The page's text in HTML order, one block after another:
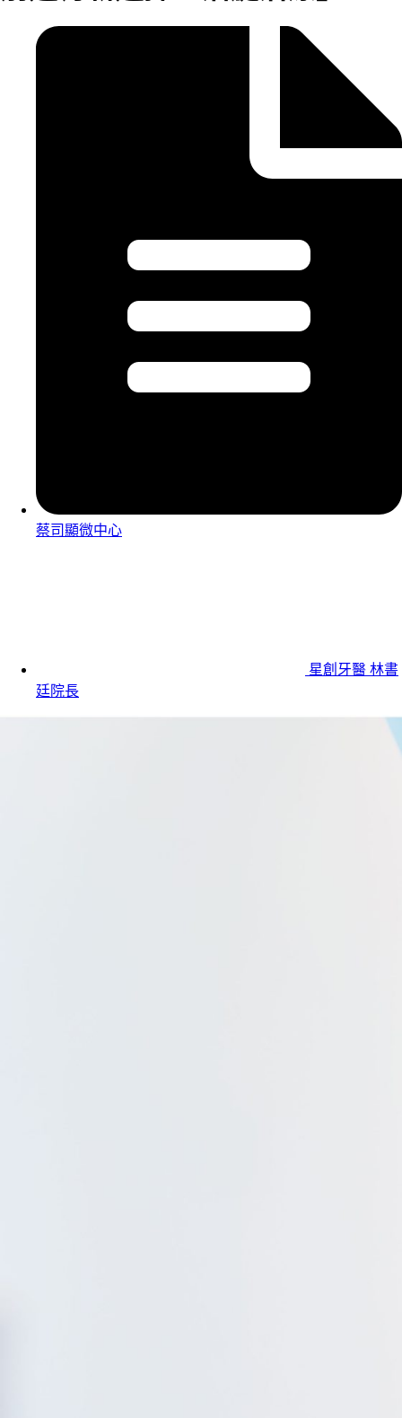
蔡司顯微中心
星創牙醫 林書
廷院長